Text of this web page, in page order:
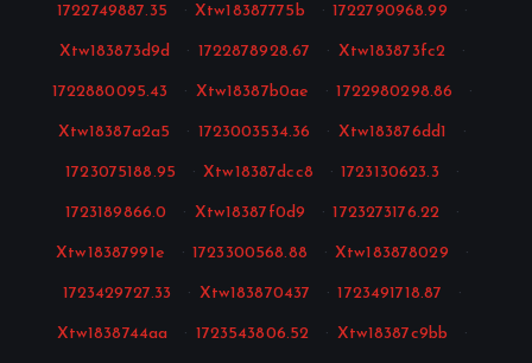
1722749887.35 · Xtw18387775b · 1722790968.99 ·
Xtw183873d9d · 1722878928.67 · Xtw183873fc2 ·
1722880095.43 · Xtw18387b0ae · 1722980298.86 ·
Xtw18387a2a5 · 1723003534.36 · Xtw183876dd1 ·
1723075188.95 · Xtw18387dcc8 · 1723130623.3 ·
1723189866.0 · Xtw18387f0d9 · 1723273176.22 ·
Xtw18387991e · 1723300568.88 · Xtw183878029 ·
1723429727.33 · Xtw183870437 · 1723491718.87 ·
Xtw1838744aa · 1723543806.52 · Xtw18387c9bb ·